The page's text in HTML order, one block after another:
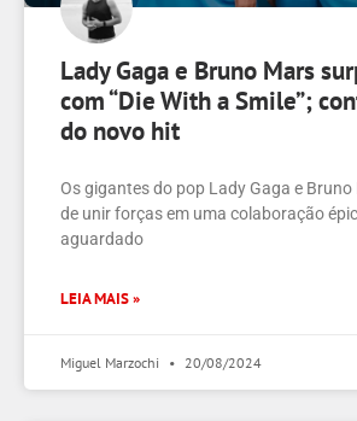
Lady Gaga e Bruno Mars
com “Die With a Smile”;
do novo hit
Os gigantes do pop Lady Gaga e
de unir forças em uma colaboração
aguardado
LEIA MAIS »
Miguel Marzochi 20/08/2024